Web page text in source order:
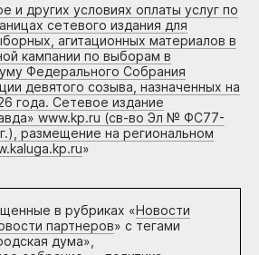
и других условиях оплаты услуг по
сетевого издания для
агитационных материалов в
кампании по выборам в
Федерального Собрания
девятого созыва, назначенных на
года. Сетевое издание
www.kp.ru (св-во Эл № ФС77-
размещение на региональном
»
в рубриках «Новости
партнеров» с тегами
дума»,